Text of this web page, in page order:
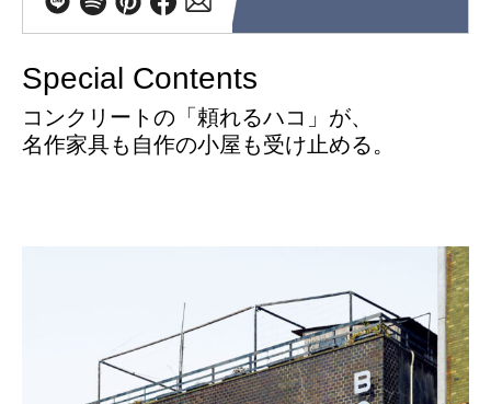
Special Contents
コンクリートの「頼れるハコ」が、
名作家具も自作の小屋も受け止める。